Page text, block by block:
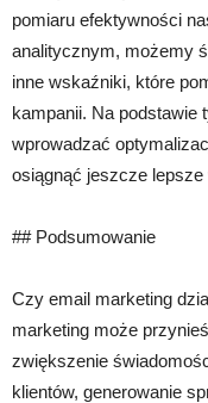
pomiaru efektywności
analitycznym, możemy
inne wskaźniki, które
kampanii. Na podstawie
wprowadzać
osiągnąć jeszcze lepsze
## Podsumowanie
Czy email marketing
marketing może
zwiększenie
klientów, generowanie